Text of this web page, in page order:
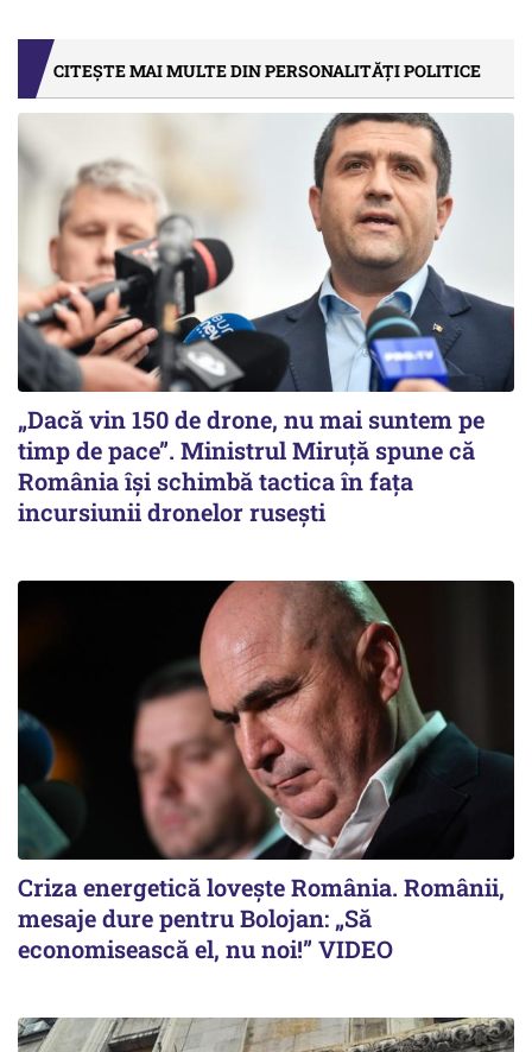
CITEȘTE MAI MULTE DIN PERSONALITĂȚI POLITICE
„Dacă vin 150 de drone, nu mai suntem pe
timp de pace”. Ministrul Miruţă spune că
România își schimbă tactica în fața
incursiunii dronelor rusești
Criza energetică lovește România. Românii,
mesaje dure pentru Bolojan: „Să
economisească el, nu noi!” VIDEO